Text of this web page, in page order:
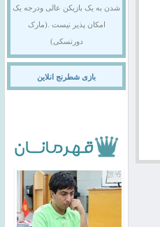
شدن به یک بازیکن عالی ودرجه یک
امکان پذیر نیست .(مارک
دورتسکی)
بازی شطرنج انلاین